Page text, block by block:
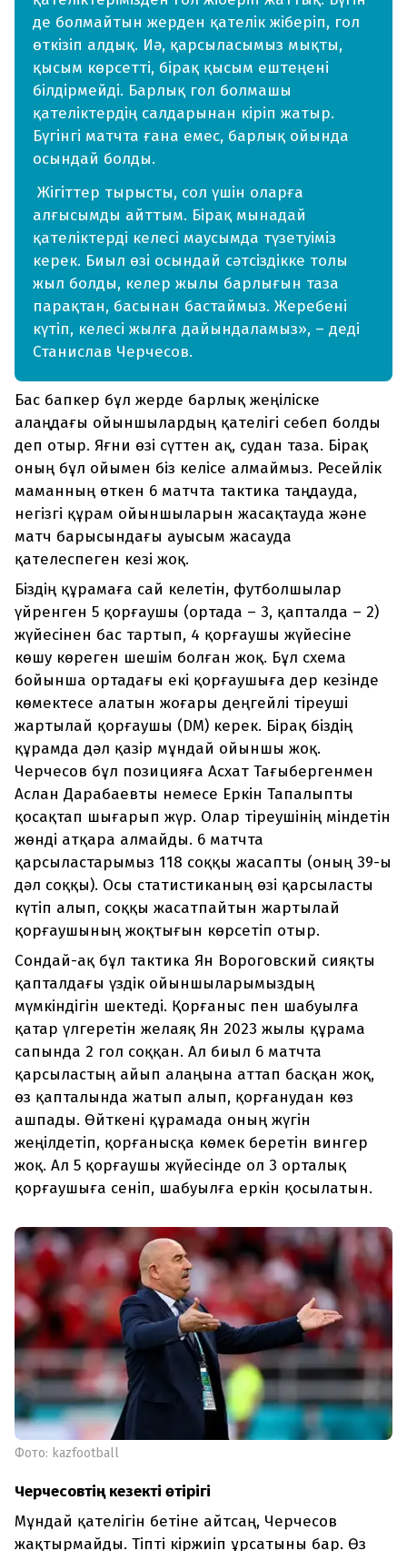
де болмайтын жерден қателік жіберіп, гол
өткізіп алдық. Иә, қарсыласымыз мықты,
қысым көрсетті, бірақ қысым ештеңені
білдірмейді. Барлық гол болмашы
қателіктердің салдарынан кіріп жатыр.
Бүгінгі матчта ғана емес, барлық ойында
осындай болды.
Жігіттер тырысты, сол үшін оларға
алғысымды айттым. Бірақ мынадай
қателіктерді келесі маусымда түзетуіміз
керек. Биыл өзі осындай сәтсіздікке толы
жыл болды, келер жылы барлығын таза
парақтан, басынан бастаймыз. Жеребені
күтіп, келесі жылға дайындаламыз», – деді
Станислав Черчесов.
Бас бапкер бұл жерде барлық жеңіліске
алаңдағы ойыншылардың қателігі себеп болды
деп отыр. Яғни өзі сүттен ақ, судан таза. Бірақ
оның бұл ойымен біз келісе алмаймыз. Ресейлік
маманның өткен 6 матчта тактика таңдауда,
негізгі құрам ойыншыларын жасақтауда және
матч барысындағы ауысым жасауда
қателеспеген кезі жоқ.
Біздің құрамаға сай келетін, футболшылар
үйренген 5 қорғаушы (ортада – 3, қапталда – 2)
жүйесінен бас тартып, 4 қорғаушы жүйесіне
көшу көреген шешім болған жоқ. Бұл схема
бойынша ортадағы екі қорғаушыға дер кезінде
көмектесе алатын жоғары деңгейлі тіреуші
жартылай қорғаушы (DM) керек. Бірақ біздің
құрамда дәл қазір мұндай ойыншы жоқ.
Черчесов бұл позицияға Асхат Тағыбергенмен
Аслан Дарабаевты немесе Еркін Тапалыпты
қосақтап шығарып жүр. Олар тіреушінің міндетін
жөнді атқара алмайды. 6 матчта
қарсыластарымыз 118 соққы жасапты (оның 39-ы
дәл соққы). Осы статистиканың өзі қарсыласты
күтіп алып, соққы жасатпайтын жартылай
қорғаушының жоқтығын көрсетіп отыр.
Сондай-ақ бұл тактика Ян Вороговский сияқты
қапталдағы үздік ойыншыларымыздың
мүмкіндігін шектеді. Қорғаныс пен шабуылға
қатар үлгеретін желаяқ Ян 2023 жылы құрама
сапында 2 гол соққан. Ал биыл 6 матчта
қарсыластың айып алаңына аттап басқан жоқ,
өз қапталында жатып алып, қорғанудан көз
ашпады. Өйткені құрамада оның жүгін
жеңілдетіп, қорғанысқа көмек беретін вингер
жоқ. Ал 5 қорғаушы жүйесінде ол 3 орталық
қорғаушыға сеніп, шабуылға еркін қосылатын.
Фото: kazfootball
Черчесовтің кезекті өтірігі
Мұндай қателігін бетіне айтсаң, Черчесов
жақтырмайды. Тіпті кіржиіп ұрсатыны бар. Өз